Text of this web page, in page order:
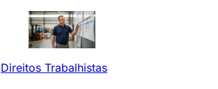
Direitos Trabalhistas